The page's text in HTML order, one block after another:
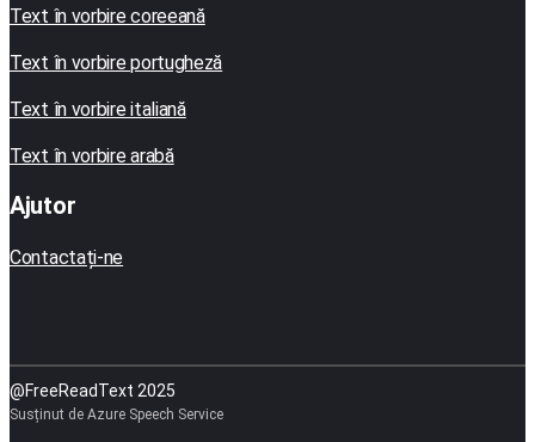
Text în vorbire coreeană
Text în vorbire portugheză
Text în vorbire italiană
Text în vorbire arabă
Ajutor
Contactați-ne
@FreeReadText 2025
Susținut de Azure Speech Service